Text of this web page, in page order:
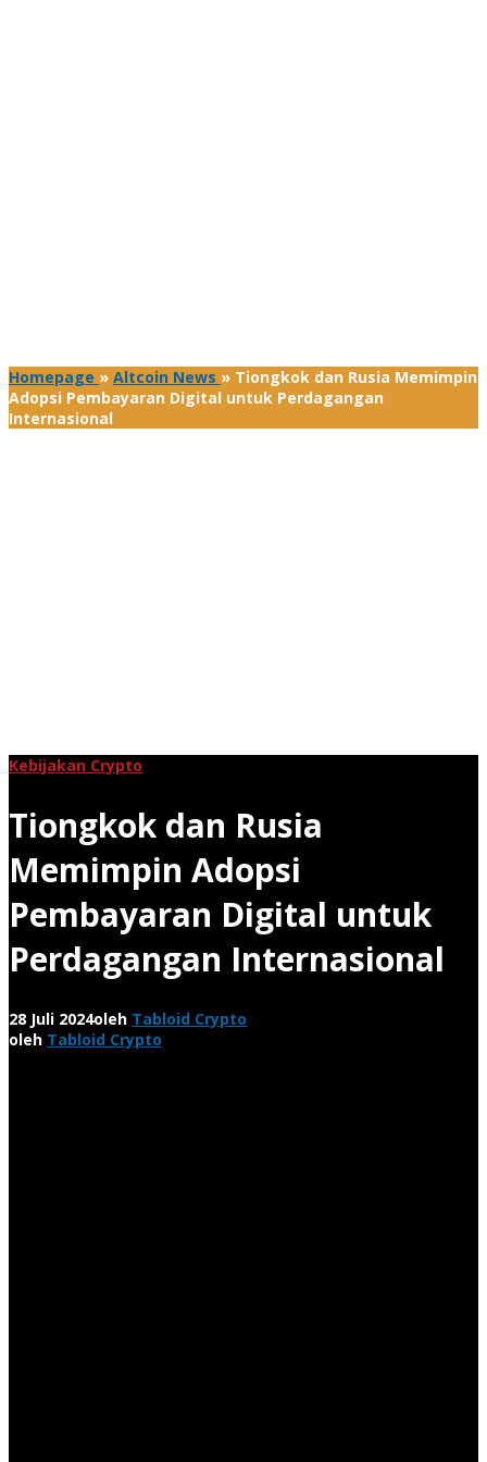
Homepage » Altcoin News » Tiongkok dan Rusia Memimpin
Adopsi Pembayaran Digital untuk Perdagangan
Internasional
Kebijakan Crypto
Tiongkok dan Rusia
Memimpin Adopsi
Pembayaran Digital untuk
Perdagangan Internasional
28 Juli 2024oleh Tabloid Crypto
oleh Tabloid Crypto